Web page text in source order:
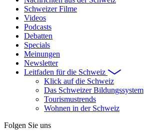
Schweizer Filme
Videos
Podcasts
Debatten
Specials
Meinungen
Newsletter
Leitfaden für die Schweiz
Klick auf die Schweiz
Das Schweizer Bildungssystem
Tourismustrends
Wohnen in der Schweiz
Folgen Sie uns